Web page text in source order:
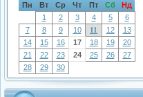
Пн Вт Ср Чт Пт Сб
Нд
1
2 3 4 5
6
7
8 9 10 11 12
13
14
15 16 17 18 19
20
21
22 23 24 25 26
27
28
29 30